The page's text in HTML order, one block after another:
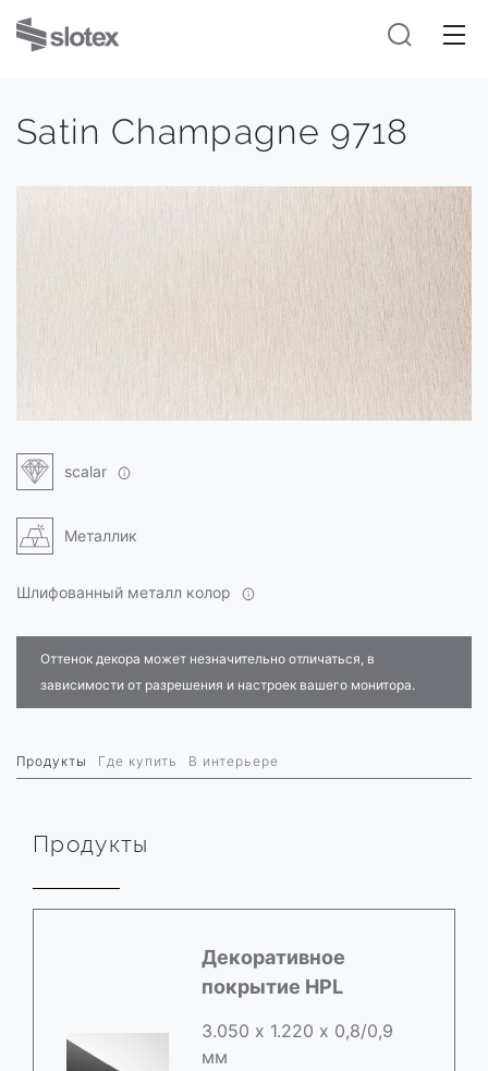
Satin Champagne 9718
scalar
Металлик
Шлифованный металл колор
Оттенок декора может незначительно отличаться, в
зависимости от разрешения и настроек вашего монитора.
Продукты Где купить В интерьере
Продукты
Декоративное
покрытие HPL
3.050 х 1.220 х 0,8/0,9
мм